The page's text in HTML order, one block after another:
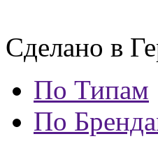
Сделано в
По Типам
По